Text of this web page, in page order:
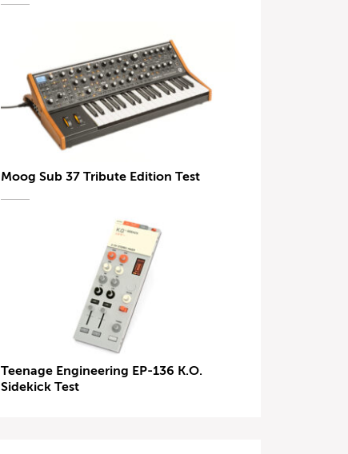
Moog Sub 37 Tribute Edition Test
Teenage Engineering EP-136 K.O.
Sidekick Test